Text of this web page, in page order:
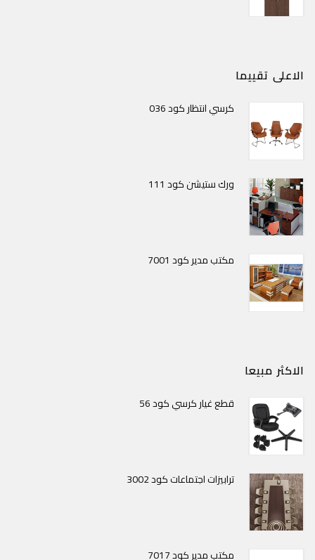
الاعلى تقييما
كرسي انتظار كود 036
ورك ستيشن كود 111
مكتب مدير كود 7001
الاكثر مبيعا
قطع غيار كرسي كود 56
ترابيزات اجتماعات كود 3002
مكتب مدير كود 7017